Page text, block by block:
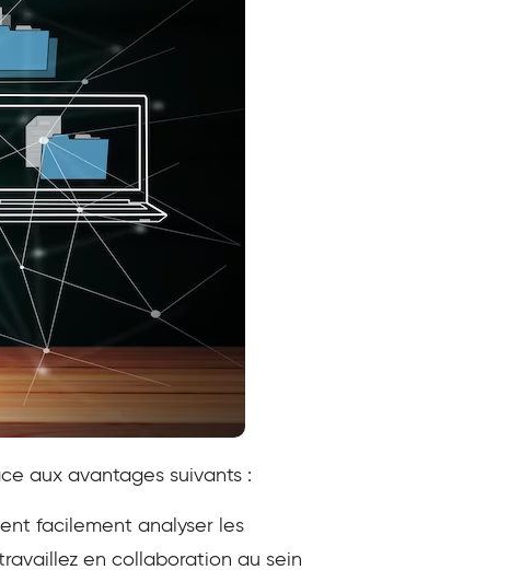
aux avantages suivants :
facilement analyser les
en collaboration au sein